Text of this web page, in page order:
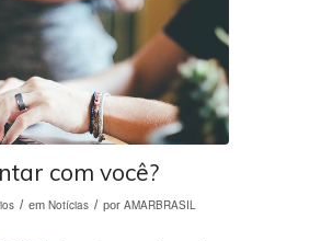
com você?
/ em Notícias / por AMARBRASIL